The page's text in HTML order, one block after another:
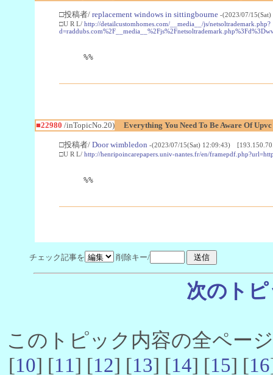
□投稿者/ replacement windows in sittingbourne -(2023/07/
□U R L/ http://detailcustomhomes.com/__media__/js/netsoltrademark.php?
%%
■22980 /inTopicNo.20) Everything You Need To Be Aware Of
□投稿者/ Door wimbledon -(2023/07/15(Sat) 12:09:43)
□U R L/ http://henripoincarepapers.univ-nantes.fr/en/
%%
チェック記事を 削除キー/
次のト
このトピック内容の全ペー
[10] [11] [12] [13] [14] [15] [16